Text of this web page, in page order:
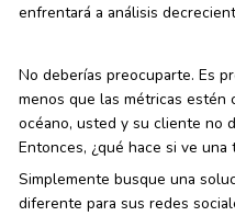
enfrentará a análisis
No deberías preocuparte. Es
menos que las métricas estén
océano, usted y su cliente no
Entonces, ¿qué hace si ve
Simplemente busque una
diferente para sus redes